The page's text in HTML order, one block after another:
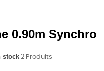
0.90m Synchro
stock 2 Produits